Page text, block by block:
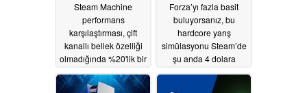
Steam Machine
performans
karşılaştırması, çift
kanallı bellek özelliği
olmadığında %20'lik bir
olduğunu gösteriyor
Forza’yı fazla basit
buluyorsanız, bu
hardcore yarış
simülasyonu Steam’de
şu anda 4 dolara
06/29/2026